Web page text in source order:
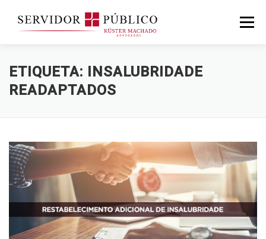
para
Menu
ETIQUETA:
INSALUBRIDADE
READAPTADOS